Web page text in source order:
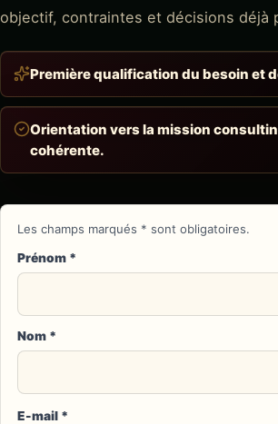
objectif, contraintes et décisions déjà
Première qualification du besoin et
Orientation vers la mission
cohérente.
Les champs marqués * sont obligatoires.
Prénom *
Nom *
E-mail *